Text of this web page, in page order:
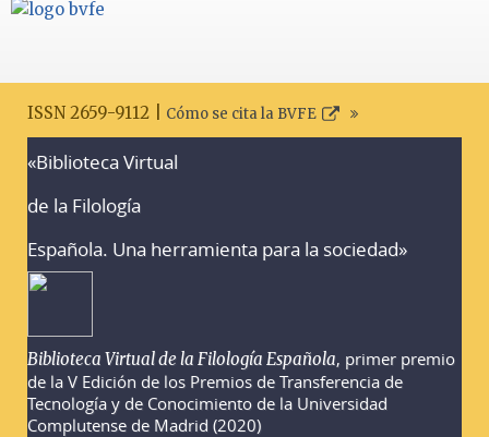
ISSN 2659-9112 | Cómo se cita la BVFE
«Biblioteca Virtual
de la Filología
Española. Una herramienta para la sociedad»
Biblioteca Virtual de la Filología Española, primer premio
de la V Edición de los Premios de Transferencia de
Tecnología y de Conocimiento de la Universidad
Complutense de Madrid (2020)